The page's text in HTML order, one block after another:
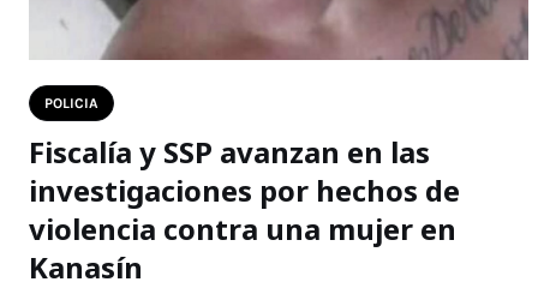
POLICIA
Fiscalía y SSP avanzan en las
investigaciones por hechos de
violencia contra una mujer en
Kanasín